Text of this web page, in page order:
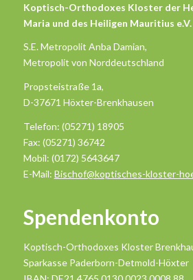
Koptisch-Orthodoxes Kloster der
Maria und des Heiligen Mauritius e.V.
S.E. Metropolit Anba Damian,
Metropolit von Norddeutschland
Propsteistraße 1a,
D-37671 Höxter-Brenkhausen
Telefon: (05271) 18905
Fax: (05271) 36742
Mobil: (0172) 5643647
E-Mail: Bischof@koptisches-kloster-
Spendenkonto
Koptisch-Orthodoxes Kloster
Sparkasse Paderborn-Detmold-Höxter